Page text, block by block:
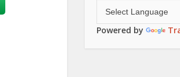
Powered by